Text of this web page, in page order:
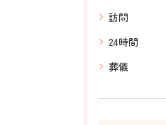
訪問
24時間
葬儀